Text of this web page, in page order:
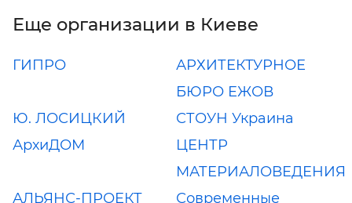
Еще организации в Киеве
ГИПРО
АРХИТЕКТУРНОЕ
БЮРО ЕЖОВ
Ю. ЛОСИЦКИЙ
СТОУН Украина
АрхиДОМ
ЦЕНТР
МАТЕРИАЛОВЕДЕНИЯ
АЛЬЯНС-ПРОЕКТ
Современные